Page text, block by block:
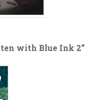
with Blue Ink 2”